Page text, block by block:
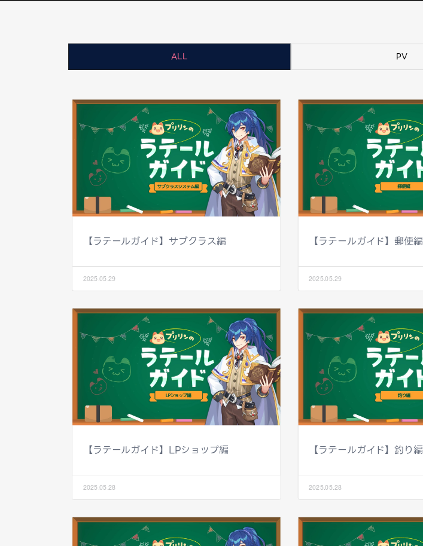
ALL PV
【ラテールガイド】サブクラス編
2025.05.29
【ラテールガイド】郵便編
2025.05.29
【ラテールガイド】LPショップ編
2025.05.28
【ラテールガイド】釣り編
2025.05.28